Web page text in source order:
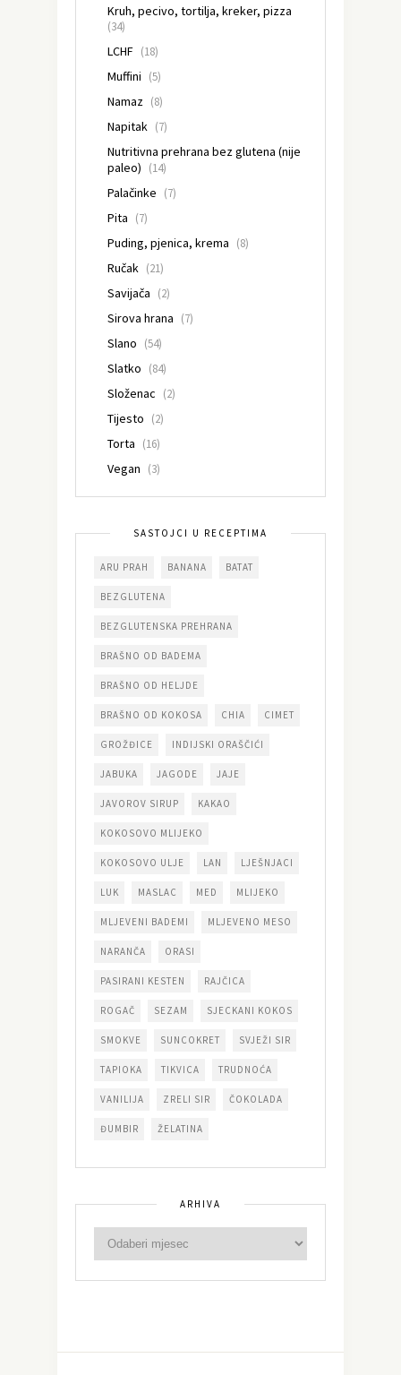
Kruh, pecivo, tortilja, kreker, pizza
(34)
LCHF (18)
Muffini (5)
Namaz (8)
Napitak (7)
Nutritivna prehrana bez glutena (nije
paleo) (14)
Palačinke (7)
Pita (7)
Puding, pjenica, krema (8)
Ručak (21)
Savijača (2)
Sirova hrana (7)
Slano (54)
Slatko (84)
Složenac (2)
Tijesto (2)
Torta (16)
Vegan (3)
SASTOJCI U RECEPTIMA
ARU PRAH BANANA BATAT
BEZGLUTENA
BEZGLUTENSKA PREHRANA
BRAŠNO OD BADEMA
BRAŠNO OD HELJDE
BRAŠNO OD KOKOSA CHIA CIMET
GROŽĐICE INDIJSKI ORAŠČIĆI
JABUKA JAGODE JAJE
JAVOROV SIRUP KAKAO
KOKOSOVO MLIJEKO
KOKOSOVO ULJE LAN LJEŠNJACI
LUK MASLAC MED MLIJEKO
MLJEVENI BADEMI MLJEVENO MESO
NARANČA ORASI
PASIRANI KESTEN RAJČICA
ROGAČ SEZAM SJECKANI KOKOS
SMOKVE SUNCOKRET SVJEŽI SIR
TAPIOKA TIKVICA TRUDNOĆA
VANILIJA ZRELI SIR ČOKOLADA
ĐUMBIR ŽELATINA
ARHIVA